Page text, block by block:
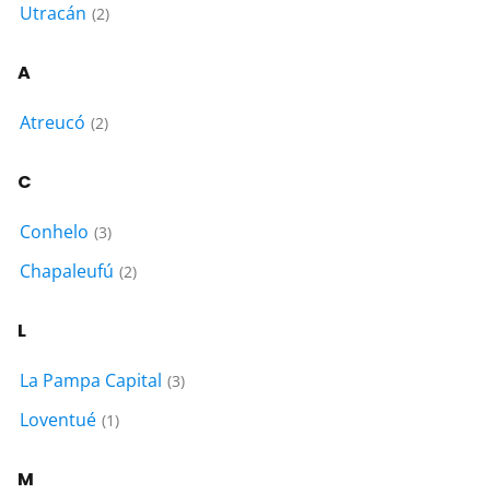
Utracán (2)
A
Atreucó (2)
C
Conhelo (3)
Chapaleufú (2)
L
La Pampa Capital (3)
Loventué (1)
M